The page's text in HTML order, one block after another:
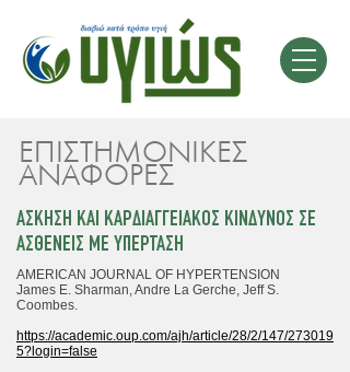
EΠΙΣΤΗΜΟΝΙΚΕΣ
ΑΝΑΦΟΡΕΣ
ΑΣΚΗΣΗ ΚΑΙ ΚΑΡΔΙΑΓΓΕΙΑΚΟΣ ΚΙΝΔΥΝΟΣ ΣΕ
ΑΣΘΕΝΕΙΣ ΜΕ ΥΠΕΡΤΑΣΗ
AMERICAN JOURNAL OF HYPERTENSION
James E. Sharman, Andre La Gerche, Jeff S.
Coombes.
https://academic.oup.com/ajh/article/28/2/147/273019
5?login=false